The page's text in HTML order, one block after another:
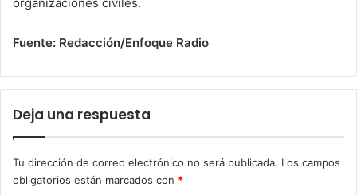
Fuente: Redacción/Enfoque Radio
Deja una respuesta
Tu dirección de correo electrónico no será publicada. Los campos
obligatorios están marcados con *